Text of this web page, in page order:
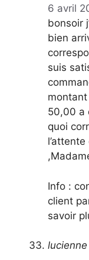
6 avril
bonsoir
bien
suis
50,00 a
quoi
Info :
client
savoir
lucienne